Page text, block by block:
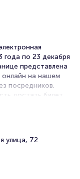
года по 23 декабря
представлена
на нашем
посредников.
достать билет
для покупки и
зале на
улица, 72